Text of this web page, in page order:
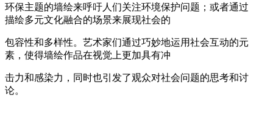
环保主题的墙绘来呼吁人们关注环境保护问题；或者通过
描绘多元文化融合的场景来展现社会的
包容性和多样性。艺术家们通过巧妙地运用社会互动的元
素，使得墙绘作品在视觉上更加具有冲
击力和感染力，同时也引发了观众对社会问题的思考和讨
论。